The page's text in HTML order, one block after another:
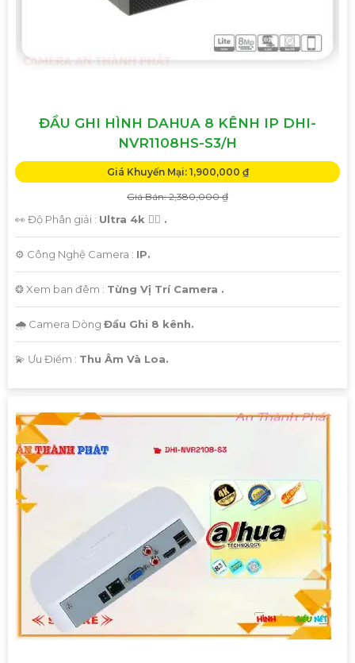
ĐẦU GHI HÌNH DAHUA 8 KÊNH IP DHI-
NVR1108HS-S3/H
Giá Khuyến Mại: 1,900,000 ₫
Giá Bán: 2,380,000 ₫
👀 Độ Phân giải : Ultra 4k 👍🏾 .
⚙ Công Nghệ Camera : IP.
❂ Xem ban đêm : Từng Vị Trí Camera .
🌧️ Camera Dòng Đầu Ghi 8 kênh.
️💫 Ưu Điểm : Thu Âm Và Loa.